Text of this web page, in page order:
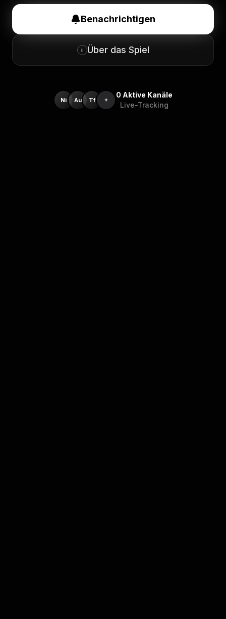
Benachrichtigen
i Über das Spiel
Ni Au Tf +
0 Aktive Kanäle
Live-Tracking